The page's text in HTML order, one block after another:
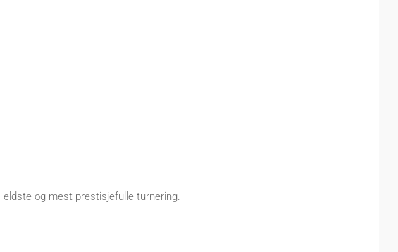
eldste og mest prestisjefulle turnering.